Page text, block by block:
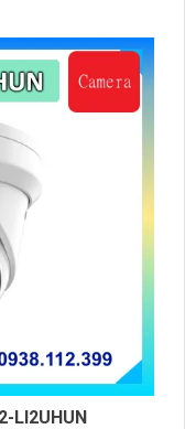
LI2UHUN